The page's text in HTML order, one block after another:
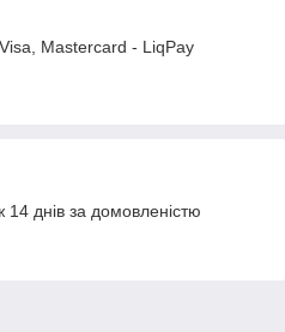
Mastercard - LiqPay
днів за домовленістю